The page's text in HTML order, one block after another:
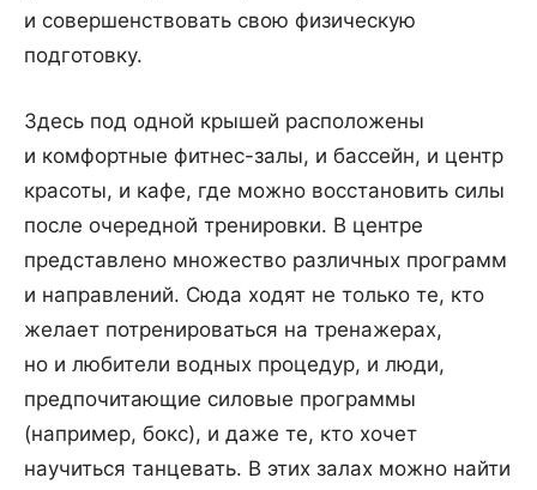
и совершенствовать свою физическую
подготовку.
Здесь под одной крышей расположены
и комфортные фитнес-залы, и бассейн, и центр
красоты, и кафе, где можно восстановить силы
после очередной тренировки. В центре
представлено множество различных программ
и направлений. Сюда ходят не только те, кто
желает потренироваться на тренажерах,
но и любители водных процедур, и люди,
предпочитающие силовые программы
(например, бокс), и даже те, кто хочет
научиться танцевать. В этих залах можно найти